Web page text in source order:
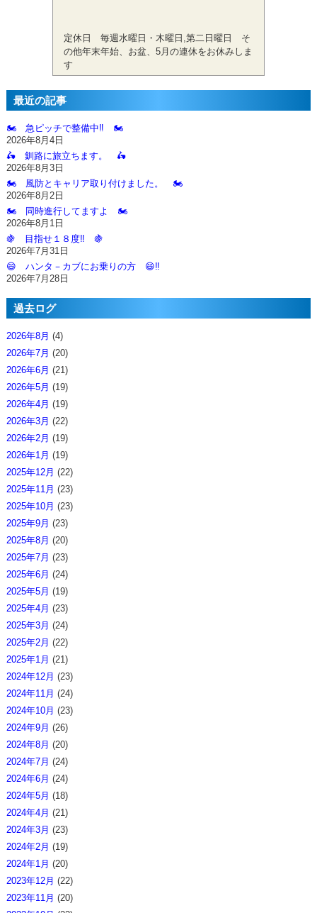
定休日 毎週水曜日・木曜日,第二日曜日 そ
の他年末年始、お盆、5月の連休をお休みしま
す
最近の記事
🏍️ 急ピッチで整備中‼️ 🏍️
2026年8月4日
🛵 釧路に旅立ちます。 🛵
2026年8月3日
🏍️ 風防とキャリア取り付けました。 🏍️
2026年8月2日
🏍️ 同時進行してますよ 🏍️
2026年8月1日
🍇 目指せ１８度‼️ 🍇
2026年7月31日
😄 ハンタ－カブにお乗りの方 😄‼️
2026年7月28日
過去ログ
2026年8月 (4)
2026年7月 (20)
2026年6月 (21)
2026年5月 (19)
2026年4月 (19)
2026年3月 (22)
2026年2月 (19)
2026年1月 (19)
2025年12月 (22)
2025年11月 (23)
2025年10月 (23)
2025年9月 (23)
2025年8月 (20)
2025年7月 (23)
2025年6月 (24)
2025年5月 (19)
2025年4月 (23)
2025年3月 (24)
2025年2月 (22)
2025年1月 (21)
2024年12月 (23)
2024年11月 (24)
2024年10月 (23)
2024年9月 (26)
2024年8月 (20)
2024年7月 (24)
2024年6月 (24)
2024年5月 (18)
2024年4月 (21)
2024年3月 (23)
2024年2月 (19)
2024年1月 (20)
2023年12月 (22)
2023年11月 (20)